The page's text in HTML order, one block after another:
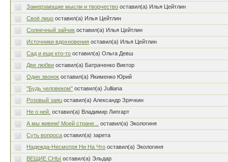
Замерзающие мысли и творчество оставил(а) Илья Цейтлин
Своё лицо оставил(а) Илья Цейтлин
Солнечный зайчик оставил(а) Илья Цейтлин
Источники вдохновения оставил(а) Илья Цейтлин
Сад и еще кто-то оставил(а) Ольга Девш
Две любви оставил(а) Батраченко Виктор
Один звонок оставил(а) Якименко Юрий
"Будь человеком" оставил(а) Julliana
Розовый заяц оставил(а) Александр Зрячкин
Не о ней. оставил(а) Владимир Липгарт
А мы живем! Моей стране...
оставил(а) Экологиня
Суть вопроса оставил(а) зарета
Надежда-Несмотря Ни На Что оставил(а) Экологиня
ВЕЩИЕ СНЫ оставил(а) Эльдар